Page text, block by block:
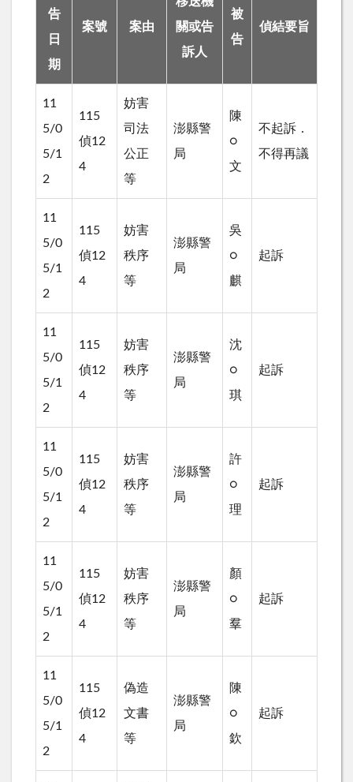
告
日
期
案號 案由
關或告
訴人
被
告
偵結要旨
11
5/0
5/1
2
115
偵12
4
妨害
司法
公正
等
澎縣警
局
陳
○
文
不起訴．
不得再議
11
5/0
5/1
2
115
偵12
4
妨害
秩序
等
澎縣警
局
吳
○
麒
起訴
11
5/0
5/1
2
115
偵12
4
妨害
秩序
等
澎縣警
局
沈
○
琪
起訴
11
5/0
5/1
2
115
偵12
4
妨害
秩序
等
澎縣警
局
許
○
理
起訴
11
5/0
5/1
2
115
偵12
4
妨害
秩序
等
澎縣警
局
顏
○
羣
起訴
11
5/0
5/1
2
115
偵12
4
偽造
文書
等
澎縣警
局
陳
○
欽
起訴